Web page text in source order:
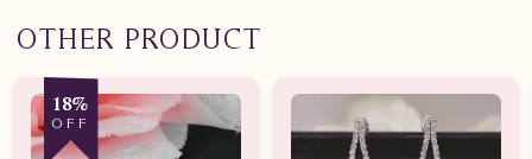
OTHER PRODUCT
18%
OFF